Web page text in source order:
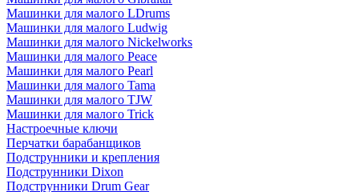
Машинки для малого LDrums
Машинки для малого Ludwig
Машинки для малого Nickelworks
Машинки для малого Peace
Машинки для малого Pearl
Машинки для малого Tama
Машинки для малого TJW
Машинки для малого Trick
Настроечные ключи
Перчатки барабанщиков
Подструнники и крепления
Подструнники Dixon
Подструнники Drum Gear